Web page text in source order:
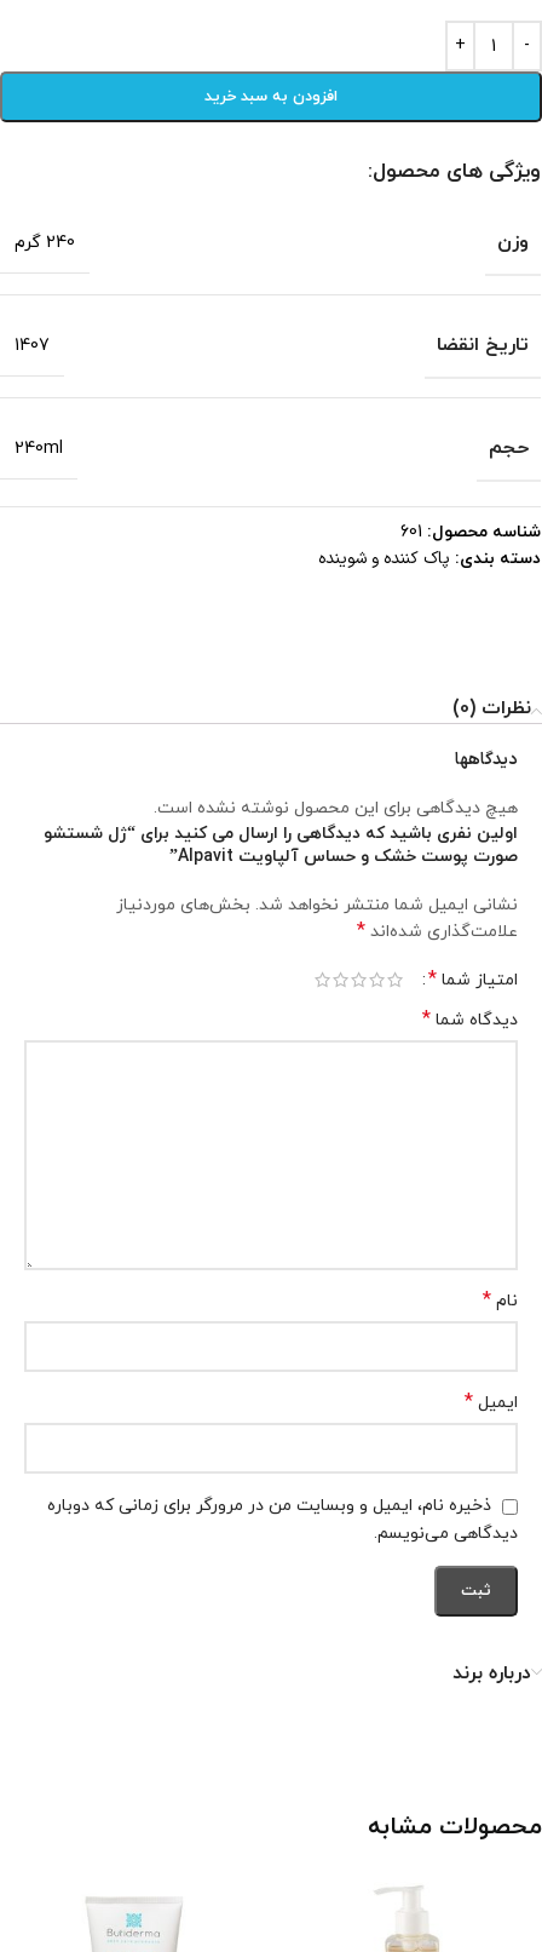
افزودن به سبد خرید
ویژگی های محصول:
وزن 240 گرم
تاریخ انقضا 1407
حجم 240ml
شناسه محصول: 601
دسته بندی: پاک کننده و شوینده
نظرات (0)
دیدگاهها
هیچ دیدگاهی برای این محصول نوشته نشده است.
اولین نفری باشید که دیدگاهی را ارسال می کنید برای “ژل شستشو
صورت پوست خشک و حساس آلپاویت Alpavit”
نشانی ایمیل شما منتشر نخواهد شد. بخش‌های موردنیاز
علامت‌گذاری شده‌اند *
امتیاز شما *
دیدگاه شما *
نام *
ایمیل *
ذخیره نام، ایمیل و وبسایت من در مرورگر برای زمانی که دوباره
دیدگاهی می‌نویسم.
درباره برند
محصولات مشابه